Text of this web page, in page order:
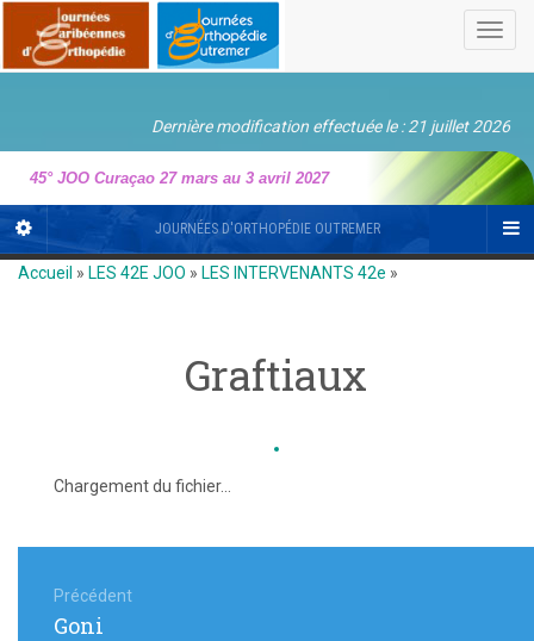
Dernière modification effectuée le : 21 juillet 2026
45° JOO Curaçao 27 mars au 3 avril 2027
JOURNÉES D'ORTHOPÉDIE OUTREMER
Accueil » LES 42E JOO » LES INTERVENANTS 42e »
Graftiaux
Chargement du fichier...
dePrécédent
Article
Goni